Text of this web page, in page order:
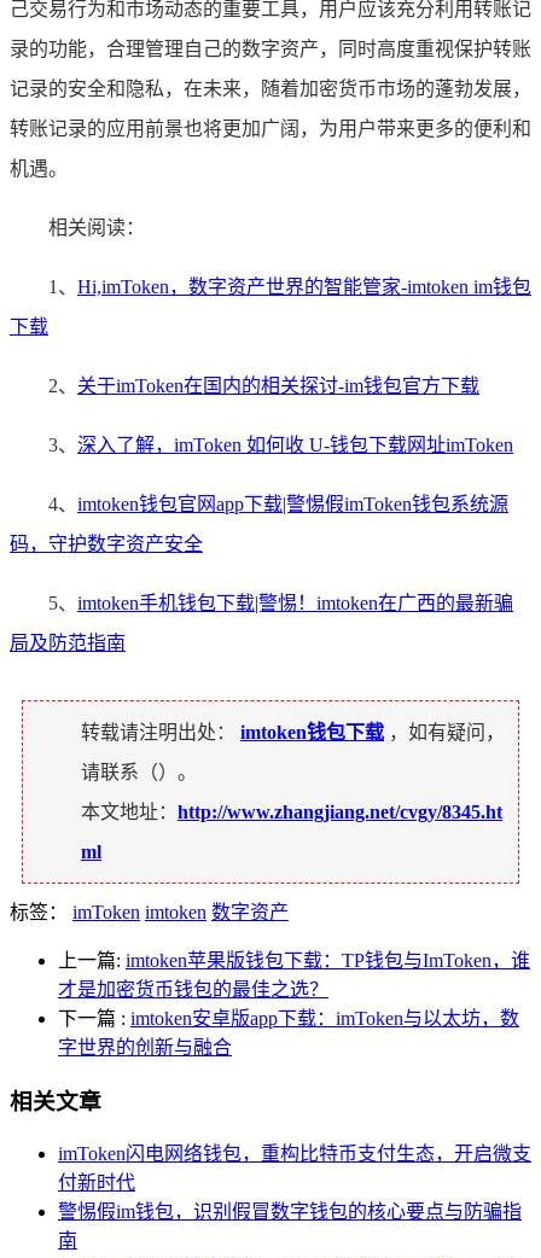
己交易行为和市场动态的重要工具，用户应该充分利用转账记
录的功能，合理管理自己的数字资产，同时高度重视保护转账
记录的安全和隐私，在未来，随着加密货币市场的蓬勃发展，
转账记录的应用前景也将更加广阔，为用户带来更多的便利和
机遇。
相关阅读：
1、 Hi,imToken，数字资产世界的智能管家-imtoken im钱包
下载
2、 关于imToken在国内的相关探讨-im钱包官方下载
3、 深入了解，imToken 如何收 U-钱包下载网址imToken
4、 imtoken钱包官网app下载|警惕假imToken钱包系统源
码，守护数字资产安全
5、 imtoken手机钱包下载|警惕！imtoken在广西的最新骗
局及防范指南
转载请注明出处： imtoken钱包下载 ，如有疑问，
请联系（）。
本文地址： http://www.zhangjiang.net/cvgy/8345.ht
ml
标签： imToken imtoken 数字资产
上一篇: imtoken苹果版钱包下载：TP钱包与ImToken，谁
才是加密货币钱包的最佳之选？
下一篇 : imtoken安卓版app下载：imToken与以太坊，数
字世界的创新与融合
相关文章
imToken闪电网络钱包，重构比特币支付生态，开启微支
付新时代
警惕假im钱包，识别假冒数字钱包的核心要点与防骗指
南